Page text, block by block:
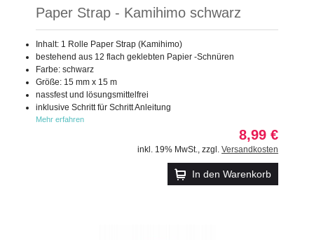
Paper Strap - Kamihimo schwarz
Inhalt: 1 Rolle Paper Strap (Kamihimo)
bestehend aus 12 flach geklebten Papier -Schnüren
Farbe: schwarz
Größe: 15 mm x 15 m
nassfest und lösungsmittelfrei
inklusive Schritt für Schritt Anleitung
Mehr erfahren
8,99 €
inkl. 19% MwSt. zzgl. Versandkosten
In den Warenkorb